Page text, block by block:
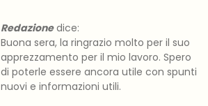
Redazione dice:
Buona sera, la ringrazio molto per il suo
apprezzamento per il mio lavoro. Spero
di poterle essere ancora utile con spunti
nuovi e informazioni utili.